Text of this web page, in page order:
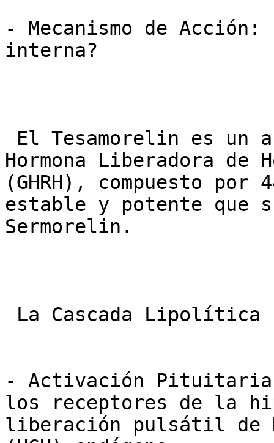
- Mecanismo de
interna?
Hormona Liberadora de
(GHRH), compuesto por
estable y potente que
Sermorelin.
- Activación
los receptores de la
liberación pulsátil de